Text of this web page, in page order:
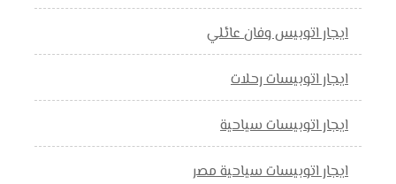
ايجار اتوبيس وفان عائلي
ايجار اتوبيسات رحلات
ايجار اتوبيسات سياحية
ايجار اتوبيسات سياحية مصر